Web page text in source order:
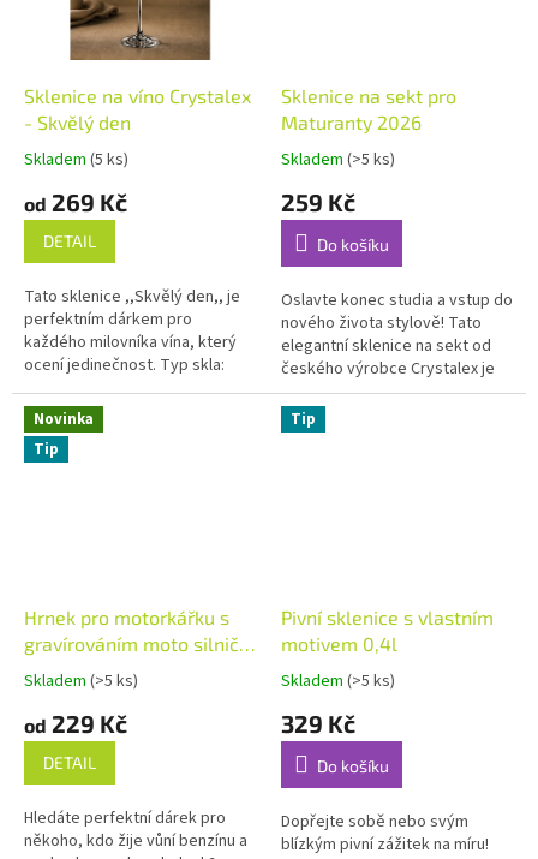
Sklenice na víno Crystalex
- Skvělý den
Průměrné
produktu
5
hvězdiček.
Skladem (5 ks)
od 269 Kč
DETAIL
Tato sklenice ,,Skvělý den,, je
perfektním dárkem pro
každého milovníka vína, který
ocení jedinečnost. Typ skla:
Kvalitní české sklo Crystalex
Objem: 250ml nebo 350ml
Sklenice na sekt pro
Maturanty 2026
Průměrné
produktu
5,0
5
hvězdiček.
Skladem (>5 ks)
259 Kč
Do košíku
Oslavte konec studia a vstup do
nového života stylově! Tato
elegantní sklenice na sekt od
českého výrobce Crystalex je
víc než jen sklenice – je to
osobní památka na jeden z...
Novinka
Tip
Hrnek pro motorkářku s
gravírováním moto silniční
- Volitelné jméno
Průměrné
produktu
5
hvězdiček.
Skladem (>5 ks)
od 229 Kč
DETAIL
Hledáte perfektní dárek pro
někoho, kdo žije vůní benzínu a
Tip
Pivní sklenice s vlastním
motivem 0,4l
Průměrné
produktu
5,0
5
hvězdiček.
Skladem (>5 ks)
329 Kč
Do košíku
Dopřejte sobě nebo svým
blízkým pivní zážitek na míru!